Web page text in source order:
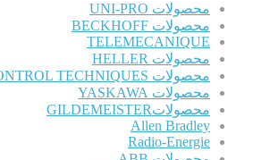
محصولات UNI-PRO
محصولات BECKHOFF
TELEMECANIQUE
محصولات HELLER
محصولات CONTROL TECHNIQUES
محصولات YASKAWA
محصولاتGILDEMEISTER
Allen Bradley
Radio-Energie